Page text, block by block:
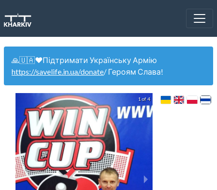
🙏🇺🇦❤️Підтримати Українську Армію
https://savelife.in.ua/donate/ Героям Слава!
1 of 4